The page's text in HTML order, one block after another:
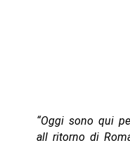
“Oggi sono qui
all ritorno di